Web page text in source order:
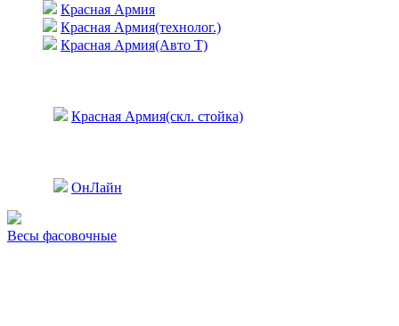
Красная Армия
Красная Армия(технолог.)
Красная Армия(Авто Т)
Красная Армия(скл. стойка)
ОнЛайн
Весы фасовочные